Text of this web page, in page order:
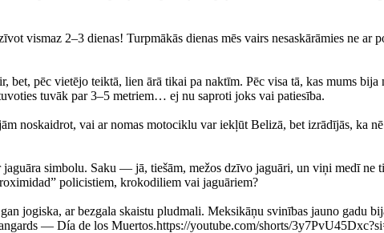
vismaz 2–3 dienas! Turpmākās dienas mēs vairs nesaskārāmies ne ar
pēc vietējo teiktā, lien ārā tikai pa naktīm. Pēc visa tā, kas mums
tuvāk par 3–5 metriem… ej nu saproti joks vai patiesība.
noskaidrot, vai ar nomas motociklu var iekļūt Belizā, bet izrādījās, ka
simbolu. Saku — jā, tiešām, mežos dzīvo jaguāri, un viņi medī
policistiem, krokodiliem vai jaguāriem?
jogiska, ar bezgala skaistu pludmali. Meksikāņu svinības jauno gadu
— Día de los Muertos.https://youtube.com/shorts/